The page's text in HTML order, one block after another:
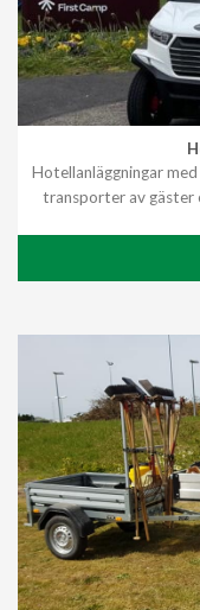
Hotellanläggningar
transporter av gäster